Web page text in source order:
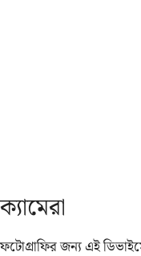
ক্যামেরা
ফটোগ্রাফির জন্য এই